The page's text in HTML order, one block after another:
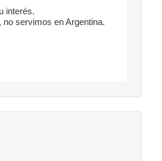
interés.
no servimos en Argentina.